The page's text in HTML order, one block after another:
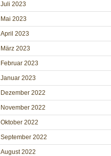
Juli 2023
Mai 2023
April 2023
März 2023
Februar 2023
Januar 2023
Dezember 2022
November 2022
Oktober 2022
September 2022
August 2022